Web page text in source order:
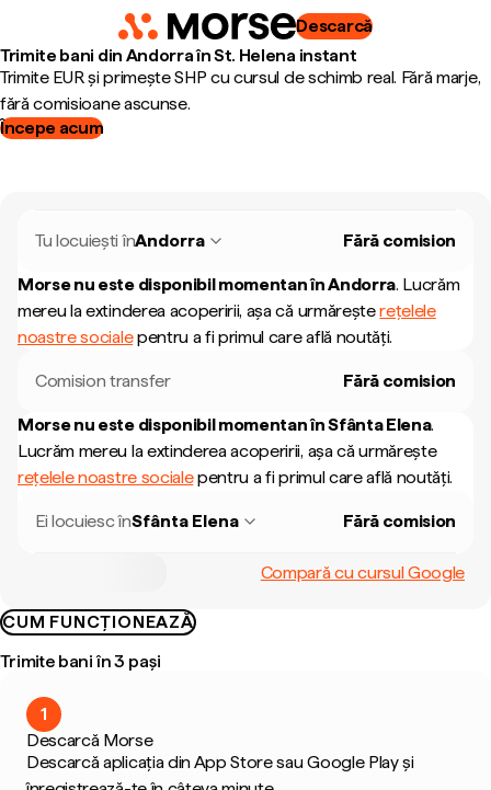
Descarcă
Trimite bani din Andorra în St. Helena instant
Trimite EUR și primește SHP cu cursul de schimb real. Fără marje,
fără comisioane ascunse.
Începe acum
Tu locuiești înAndorra Fără comision
Morse nu este disponibil momentan înAndorra. Lucrăm
mereu la extinderea acoperirii, așa că urmăreșterețelele
noastre socialepentru a fi primul care află noutăți.
Comision transfer Fără comision
Morse nu este disponibil momentan înSfânta Elena.
Lucrăm mereu la extinderea acoperirii, așa că urmărește
rețelele noastre socialepentru a fi primul care află noutăți.
Ei locuiesc înSfânta Elena Fără comision
Compară cu cursul Google
CUM FUNCȚIONEAZĂ
Trimite bani în 3 pași
1
Descarcă Morse
Descarcă aplicația din App Store sau Google Play și